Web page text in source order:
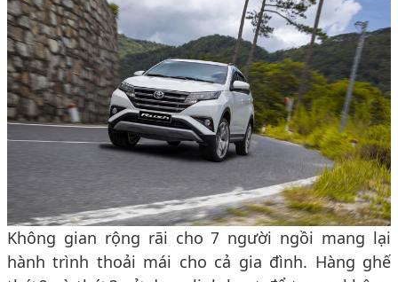
Không gian rộng rãi cho 7 người ngồi mang lại
hành trình thoải mái cho cả gia đình. Hàng ghế